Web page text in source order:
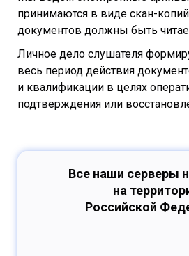
принимаются в виде скан-
документов должны быть
Личное дело слушателя
весь период действия
и квалификации в целях
подтверждения или
Все наши серверы
на
Российской